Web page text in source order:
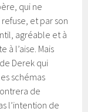
qui ne
et par son
agréable et à
à l’aise. Mais
Derek qui
schémas
de
l’intention de